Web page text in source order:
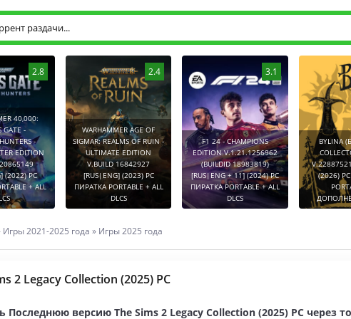
2.8
40,000:
GATE -
-
EDITION
(2022) PC
+ ALL
2.4
WARHAMMER AGE OF
SIGMAR: REALMS OF RUIN -
ULTIMATE EDITION
V.BUILD 16842927
[RUS|ENG] (2023) PC
ПИРАТКА PORTABLE + ALL
DLCS
3.1
F1 24 - CHAMPIONS
EDITION V.1.21.1256962
(BUILDID 18983819)
[RUS|ENG + 11] (2024) PC
ПИРАТКА PORTABLE + ALL
DLCS
BYLINA
(2026)
Игры 2021-2025 года » Игры 2025 года
2 Legacy Collection (2025) PC
Последнюю версию The Sims 2 Legacy Collection (2025) PC через